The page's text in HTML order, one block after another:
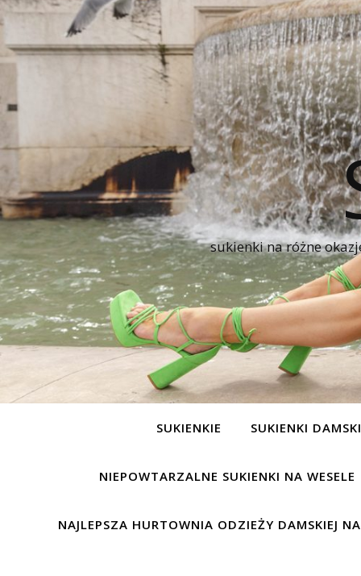
sukienki na różne
SUKIENKIE SUKIENKI
NIEPOWTARZALNE SUKIENKI NA WESELE
NAJLEPSZA HURTOWNIA ODZIEŻY DAMSKIEJ